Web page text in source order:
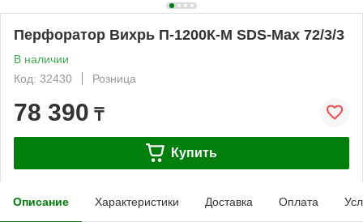
Перфоратор Вихрь П-1200К-М SDS-Max 72/3/3
В наличии
Код: 32430
Розница
78 390 ₸
Купить
Описание Характеристики Доставка Оплата